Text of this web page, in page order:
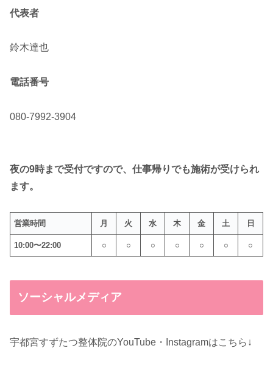
代表者
鈴木達也
電話番号
080-7992-3904
夜の9時まで受付ですので、仕事帰りでも施術が受けられ
ます。
営業時間 月 火 水 木 金 土 日
10:00〜22:00 ○ ○ ○ ○ ○ ○ ○
ソーシャルメディア
宇都宮すずたつ整体院のYouTube・Instagramはこちら↓